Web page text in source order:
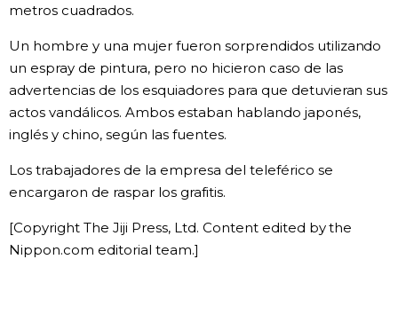
metros cuadrados.
Un hombre y una mujer fueron sorprendidos utilizando
un espray de pintura, pero no hicieron caso de las
advertencias de los esquiadores para que detuvieran sus
actos vandálicos. Ambos estaban hablando japonés,
inglés y chino, según las fuentes.
Los trabajadores de la empresa del teleférico se
encargaron de raspar los grafitis.
[Copyright The Jiji Press, Ltd. Content edited by the
Nippon.com editorial team.]